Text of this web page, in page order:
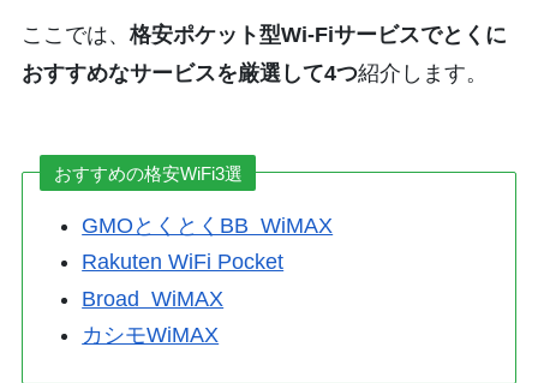
ここでは、 格安ポケット型Wi-Fiサービスでとくに
おすすめなサービスを厳選して4つ紹介します。
おすすめの格安WiFi3選
GMOとくとくBB WiMAX
Rakuten WiFi Pocket
Broad WiMAX
カシモWiMAX